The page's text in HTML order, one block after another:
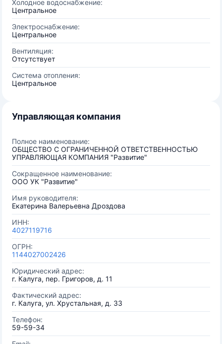
Холодное водоснабжение:
Центральное
Электроснабжение:
Центральное
Вентиляция:
Отсутствует
Система отопления:
Центральное
Управляющая компания
Полное наименование:
ОБЩЕСТВО С ОГРАНИЧЕННОЙ ОТВЕТСТВЕННОСТЬЮ
УПРАВЛЯЮЩАЯ КОМПАНИЯ "Развитие"
Сокращенное наименование:
ООО УК "Развитие"
Имя руководителя:
Екатерина Валерьевна Дроздова
ИНН:
4027119716
ОГРН:
1144027002426
Юридический адрес:
г. Калуга, пер. Григоров, д. 11
Фактический адрес:
г. Калуга, ул. Хрустальная, д. 33
Телефон:
59-59-34